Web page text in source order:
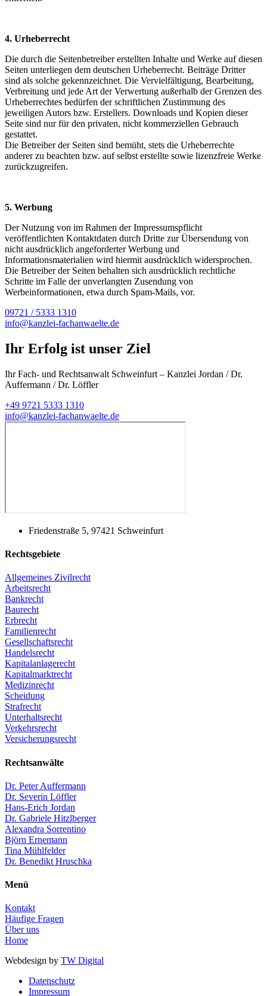
4. Urheberrecht
Die durch die Seitenbetreiber erstellten Inhalte und Werke auf diesen
Seiten unterliegen dem deutschen Urheberrecht. Beiträge Dritter
sind als solche gekennzeichnet. Die Vervielfältigung, Bearbeitung,
Verbreitung und jede Art der Verwertung außerhalb der Grenzen des
Urheberrechtes bedürfen der schriftlichen Zustimmung des
jeweiligen Autors bzw. Erstellers. Downloads und Kopien dieser
Seite sind nur für den privaten, nicht kommerziellen Gebrauch
gestattet.
Die Betreiber der Seiten sind bemüht, stets die Urheberrechte
anderer zu beachten bzw. auf selbst erstellte sowie lizenzfreie Werke
zurückzugreifen.
5. Werbung
Der Nutzung von im Rahmen der Impressumspflicht
veröffentlichten Kontaktdaten durch Dritte zur Übersendung von
nicht ausdrücklich angeforderter Werbung und
Informationsmaterialien wird hiermit ausdrücklich widersprochen.
Die Betreiber der Seiten behalten sich ausdrücklich rechtliche
Schritte im Falle der unverlangten Zusendung von
Werbeinformationen, etwa durch Spam-Mails, vor.
09721 / 5333 1310
info@kanzlei-fachanwaelte.de
Ihr Erfolg ist unser Ziel
Ihr Fach- und Rechtsanwalt Schweinfurt – Kanzlei Jordan / Dr.
Auffermann / Dr. Löffler
+49 9721 5333 1310
info@kanzlei-fachanwaelte.de
Friedenstraße 5, 97421 Schweinfurt
Rechtsgebiete
Allgemeines Zivilrecht
Arbeitsrecht
Bankrecht
Baurecht
Erbrecht
Familienrecht
Gesellschaftsrecht
Handelsrecht
Kapitalanlagerecht
Kapitalmarktrecht
Medizinrecht
Scheidung
Strafrecht
Unterhaltsrecht
Verkehrsrecht
Versicherungsrecht
Rechtsanwälte
Dr. Peter Auffermann
Dr. Severin Löffler
Hans-Erich Jordan
Dr. Gabriele Hitzlberger​
Alexandra Sorrentino​
Björn Ernemann​
Tina Mühlfelder
Dr. Benedikt Hruschka
Menü
Kontakt
Häufige Fragen
Über uns
Home
Webdesign by TW Digital
Datenschutz
Impressum